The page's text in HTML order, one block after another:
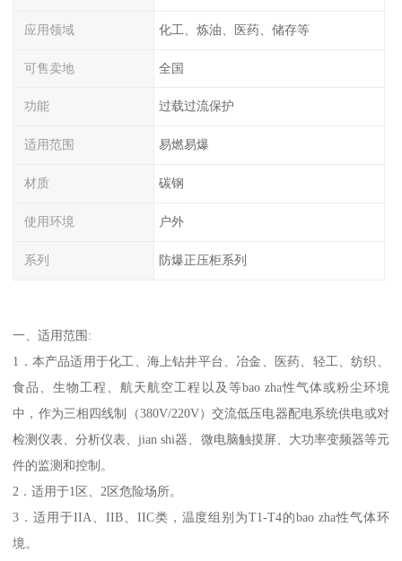
应用领域 化工、炼油、医药、储存等
可售卖地 全国
功能 过载过流保护
适用范围 易燃易爆
材质 碳钢
使用环境 户外
系列 防爆正压柜系列
一、适用范围:
1．本产品适用于化工、海上钻井平台、冶金、医药、轻工、纺织、
食品、生物工程、航天航空工程以及等bao zha性气体或粉尘环境
中，作为三相四线制（380V/220V）交流低压电器配电系统供电或对
检测仪表、分析仪表、jian shi器、微电脑触摸屏、大功率变频器等元
件的监测和控制。
2．适用于1区、2区危险场所。
3．适用于IIA、IIB、IIC类，温度组别为T1-T4的bao zha性气体环
境。